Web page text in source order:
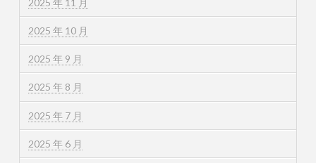
2025 年 10 月
2025 年 9 月
2025 年 8 月
2025 年 7 月
2025 年 6 月